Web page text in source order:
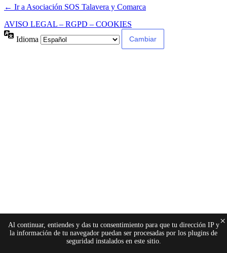
← Ir a Asociación SOS Talavera y Comarca
AVISO LEGAL – RGPD – COOKIES
Idioma
Al continuar, entiendes y das tu consentimiento para que tu dirección IP y
la información de tu navegador puedan ser procesadas por los plugins de
seguridad instalados en este sitio.
×